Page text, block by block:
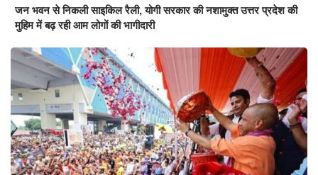
जन भवन से निकली साइकिल रैली, योगी सरकार की नशामुक्त उत्तर प्रदेश की
मुहिम में बढ़ रही आम लोगों की भागीदारी